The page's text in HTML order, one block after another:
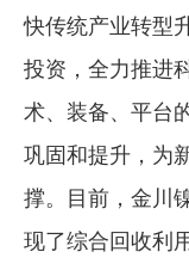
快传统产业转型
投资，全力推进
术、装备、平台
巩固和提升，为
撑。目前，金川
现了综合回收利